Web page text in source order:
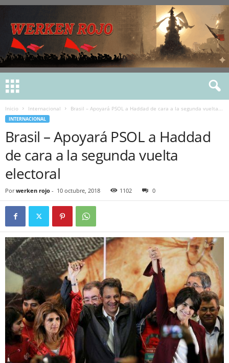
Inicio Internacional Brasil – Apoyará PSOL a Haddad de cara a la segunda vuelta...
INTERNACIONAL
Brasil – Apoyará PSOL a Haddad
de cara a la segunda vuelta
electoral
Por werken rojo - 10 octubre, 2018 1102 0